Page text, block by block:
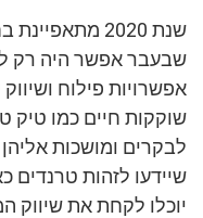
שנת 2020
שבעבר אפשר היה רק
אפשרויות פילוח
שוקקות חיים כמו טיק
לבקרים ומושכות
שיידעו לזהות טרנדים
יוכלו לקחת את שיווק